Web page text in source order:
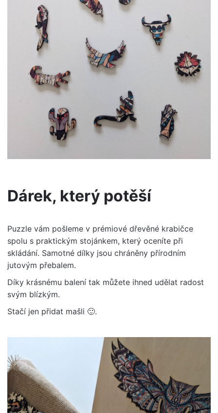
Dárek, který potěší
Puzzle vám pošleme v prémiové dřevěné krabičce
spolu s praktickým stojánkem, který oceníte při
skládání. Samotné dílky jsou chráněny přírodním
jutovým přebalem.
Díky krásnému balení tak můžete ihned udělat radost
svým blízkým.
Stačí jen přidat mašli 🙂.